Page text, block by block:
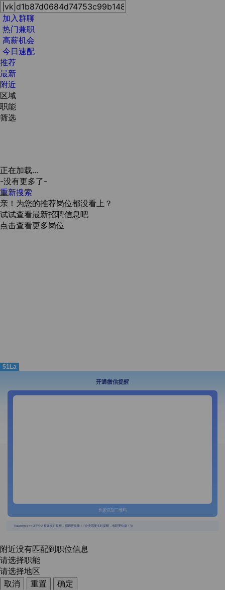
加入群聊
热门兼职
高薪机会
今日速配
推荐
最新
附近
区域
职能
筛选
正在加载...
-没有更多了-
重新搜索
亲！为您的推荐岗位都没看上？
试试查看最新招聘信息吧
点击查看更多岗位
51La
开通微信提醒
长按识别二维码
{{usertype=='2'?'个人投递实时提醒，招聘更快捷！':'企业回复实时提醒，求职更快捷！'}}
附近没有匹配到职位信息
请选择职能
请选择地区
取消
重置
确定